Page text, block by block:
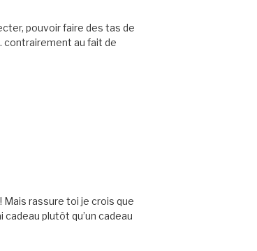
pouvoir faire des tas de
contrairement au fait de
Mais rassure toi je crois que
plutôt qu’un cadeau